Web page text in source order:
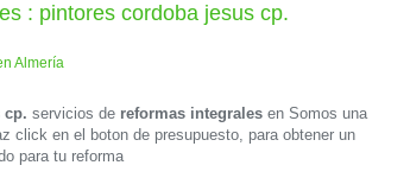
: pintores cordoba jesus cp.
Almería
cp. servicios de reformas integrales enSomos una
click en el boton de presupuesto, para obtener un
para tu reforma